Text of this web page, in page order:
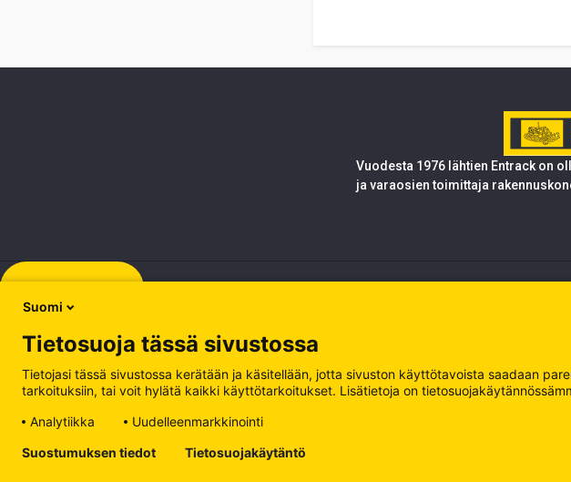
Vuodesta 1976 lähtien Entrack on
ja varaosien toimittaja
Rekisteröidy
Käsittele evästeitä Tietosuojakäytäntö
Suomi
Tietosuoja tässä sivustossa
Tietojasi tässä sivustossa kerätään ja käsitellään, jotta sivuston käyttötavoista saadaan
tarkoituksiin, tai voit hylätä kaikki käyttötarkoitukset. Lisätietoja on
Analytiikka
Uudelleenmarkkinointi
Suostumuksen tiedot
Tietosuojakäytäntö